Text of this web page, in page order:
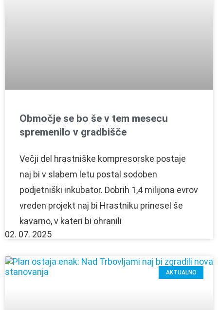
Območje se bo še v tem mesecu
spremenilo v gradbišče
Večji del hrastniške kompresorske postaje
naj bi v slabem letu postal sodoben
podjetniški inkubator. Dobrih 1,4 milijona evrov
vreden projekt naj bi Hrastniku prinesel še
kavarno, v kateri bi ohranili
02. 07. 2025
AKTUALNO